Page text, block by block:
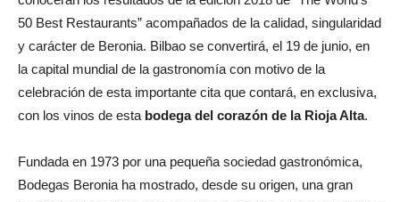
50 Best Restaurants” acompañados de la calidad, singularidad
y carácter de Beronia. Bilbao se convertirá, el 19 de junio, en
la capital mundial de la gastronomía con motivo de la
celebración de esta importante cita que contará, en exclusiva,
con los vinos de esta bodega del corazón de la Rioja Alta.
Fundada en 1973 por una pequeña sociedad gastronómica,
Bodegas Beronia ha mostrado, desde su origen, una gran